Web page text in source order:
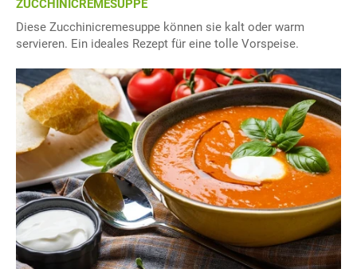
ZUCCHINICREMESUPPE
Diese Zucchinicremesuppe können sie kalt oder warm
servieren. Ein ideales Rezept für eine tolle Vorspeise.